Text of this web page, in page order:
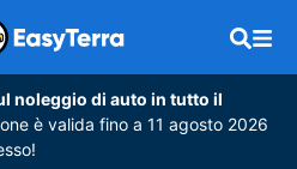
noleggio di auto in tutto il
è valida fino a 11 agosto 2026